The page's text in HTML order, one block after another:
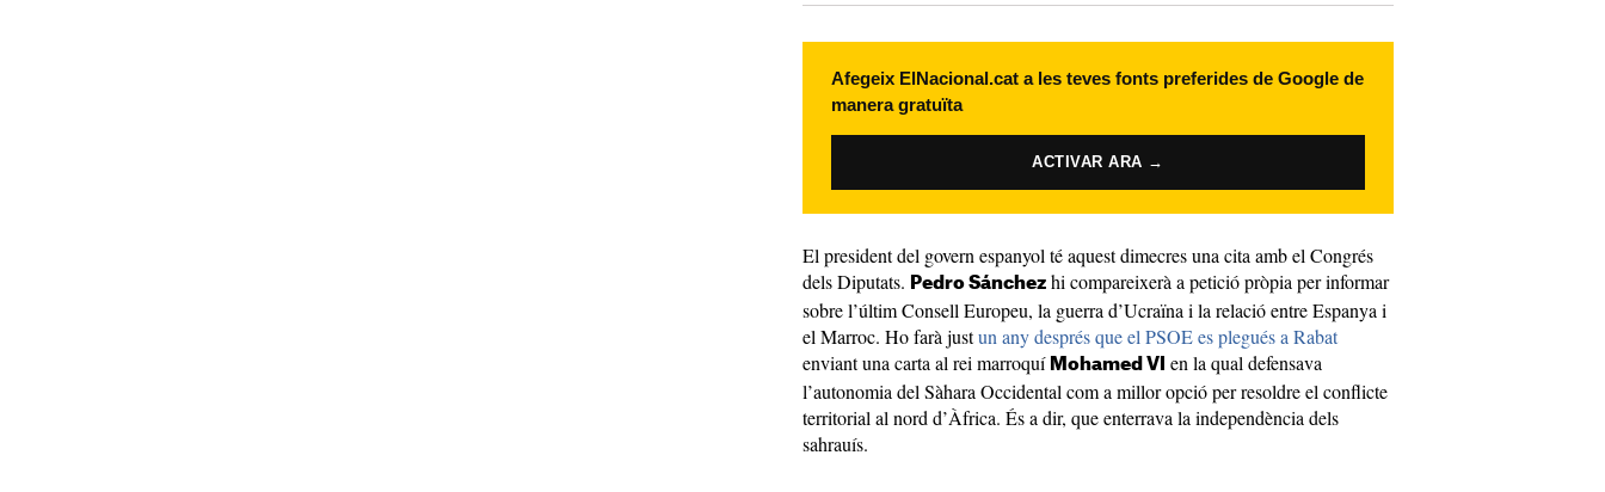
Afegeix ElNacional.cat a les teves fonts preferides de Google de
manera gratuïta
ACTIVAR ARA →
El president del govern espanyol té aquest dimecres una cita amb el Congrés
dels Diputats. Pedro Sánchez hi compareixerà a petició pròpia per informar
sobre l’últim Consell Europeu, la guerra d’Ucraïna i la relació entre Espanya i
el Marroc. Ho farà justun any després que el PSOE es plegués a Rabat
enviant una carta al rei marroquí Mohamed VI en la qual defensava
l’autonomia del Sàhara Occidental com a millor opció per resoldre el conflicte
territorial al nord d’Àfrica. És a dir, que enterrava la independència dels
sahrauís.